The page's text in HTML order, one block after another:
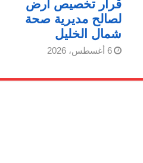
قرار تخصيص أرض
لصالح مديرية صحة
شمال الخليل
6 أغسطس، 2026